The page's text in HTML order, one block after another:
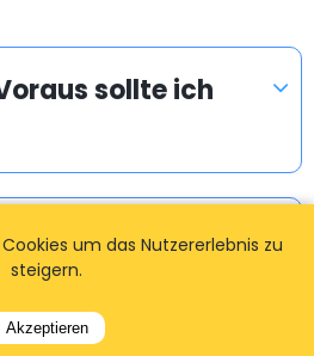
sollte ich
das Angebot /
um das Nutzererlebnis zu
steigern.
Akzeptieren